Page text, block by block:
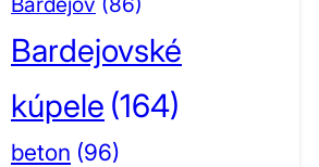
Bardejovské
kúpele (164)
beton (96)